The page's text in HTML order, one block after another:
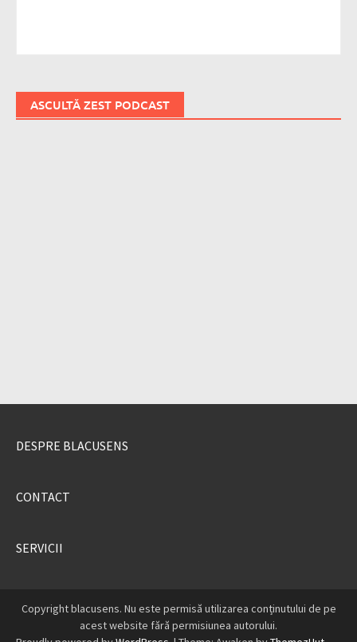
ASCULTĂ ZEST PODCAST
DESPRE BLACUSENS
CONTACT
SERVICII
Copyright blacusens. Nu este permisă utilizarea conținutului de pe
acest website fără permisiunea autorului.